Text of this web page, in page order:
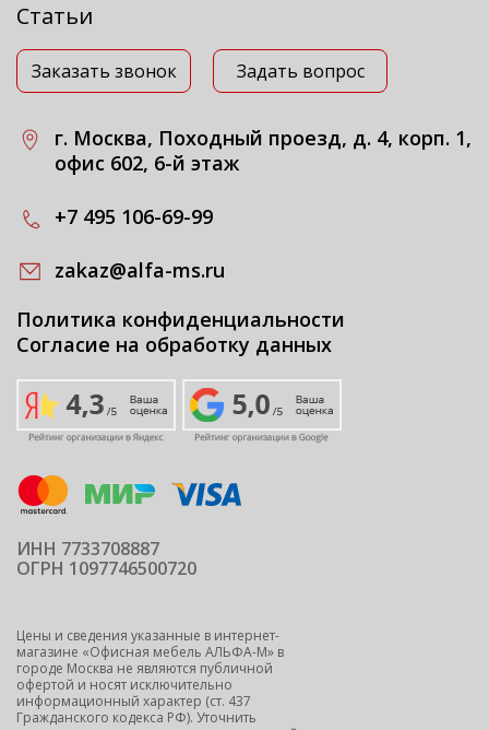
Статьи
Заказать звонок Задать вопрос
г. Москва, Походный проезд, д. 4, корп. 1,
офис 602, 6-й этаж
+7 495 106-69-99
zakaz@alfa-ms.ru
Политика конфиденциальности
Согласие на обработку данных
ИНН 7733708887
ОГРН 1097746500720
Цены и сведения указанные в интернет-
магазине «Офисная мебель АЛЬФА-М» в
городе Москва не являются публичной
офертой и носят исключительно
информационный характер (ст. 437
Гражданского кодекса РФ). Уточнить